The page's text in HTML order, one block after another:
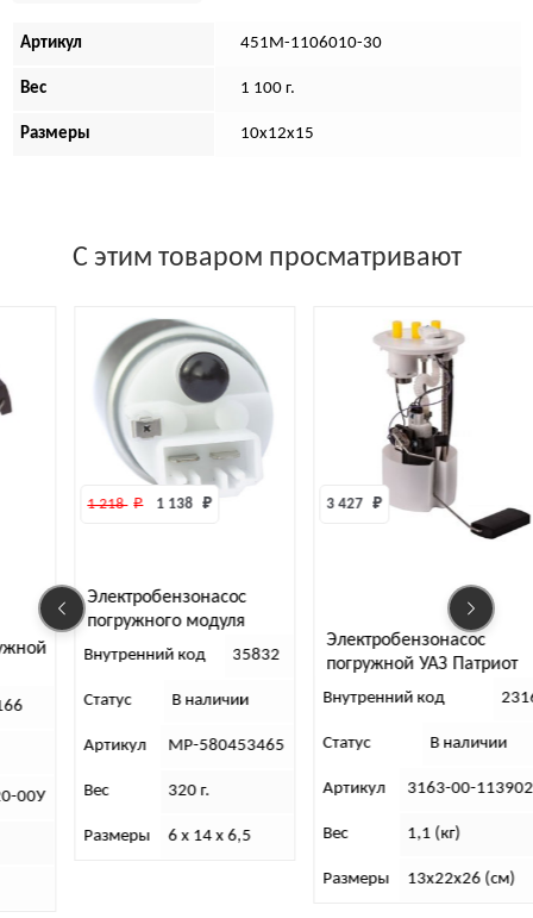
Артикул 451М-1106010-30
Вес 1 100 г.
Размеры 10х12х15
С этим товаром просматривают
модуля
код 35832
В наличии
МР-580453465
320 г.
6 х 14 х 6,5
Электробензонасос
погружной УАЗ Патриот
3 427
Внутренний код 23164
Статус В наличии
Артикул 3163-00-1139020-01
Вес
13х22х26 (см)
Насос
УМЗ-
Статус
Артикул
Вес
Размеры